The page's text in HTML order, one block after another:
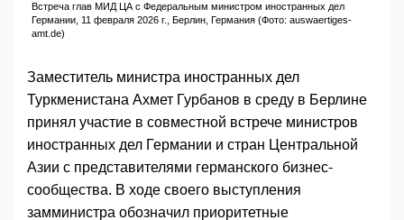
Встреча глав МИД ЦА с Федеральным министром иностранных дел
Германии, 11 февраля 2026 г., Берлин, Германия (Фото: auswaertiges-
amt.de)
Заместитель министра иностранных дел
Туркменистана Ахмет Гурбанов в среду в Берлине
принял участие в совместной встрече министров
иностранных дел Германии и стран Центральной
Азии с представителями германского бизнес-
сообщества. В ходе своего выступления
замминистра обозначил приоритетные